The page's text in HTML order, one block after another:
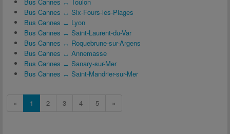
Bus Cannes ↔ Six-Fours-les-Plages
Bus Cannes ↔ Lyon
Bus Cannes ↔ Saint-Laurent-du-Var
Bus Cannes ↔ Roquebrune-sur-Argens
Bus Cannes ↔ Annemasse
Bus Cannes ↔ Sanary-sur-Mer
Bus Cannes ↔ Saint-Mandrier-sur-Mer
« 1 2 3 4 5 »